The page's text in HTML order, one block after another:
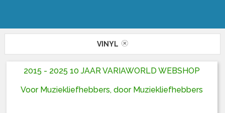
VINYL
2015 - 2025 10 JAAR VARIAWORLD WEBSHOP
Voor Muziekliefhebbers, door Muziekliefhebbers